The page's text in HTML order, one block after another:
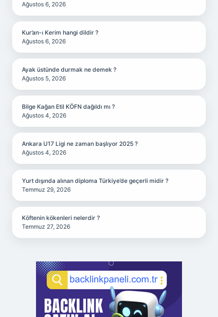
Ağustos 6, 2026
Kur’an-ı Kerim hangi dildir ?
Ağustos 6, 2026
Ayak üstünde durmak ne demek ?
Ağustos 5, 2026
Bilge Kağan Etil KÖFN dağıldı mı ?
Ağustos 4, 2026
Ankara U17 Ligi ne zaman başlıyor 2025 ?
Ağustos 4, 2026
Yurt dışında alınan diploma Türkiye’de geçerli midir ?
Temmuz 29, 2026
Köftenin kökenleri nelerdir ?
Temmuz 27, 2026